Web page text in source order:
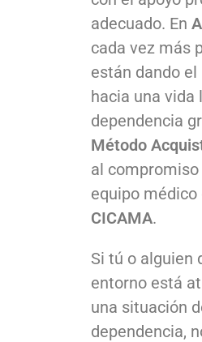
adecuado. En
cada vez más
están dando el
hacia una vida
dependencia
Método
al compromiso
equipo médico
CICAMA.
Si tú o alguien
entorno está
una situación
dependencia,